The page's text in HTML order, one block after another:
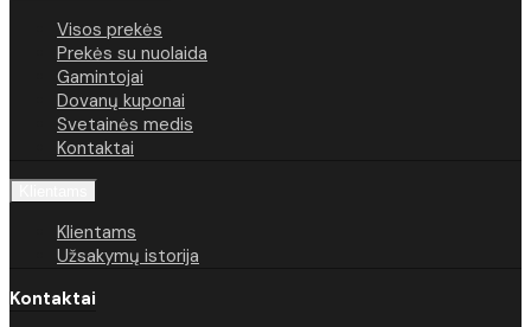
Visos prekės
Prekės su nuolaida
Gamintojai
Dovanų kuponai
Svetainės medis
Kontaktai
Klientams
Užsakymų istorija
Kontaktai